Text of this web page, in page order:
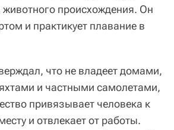
животного происхождения. Он
и практикует плавание в
что не владеет домами,
и частными самолетами,
привязывает человека к
и отвлекает от работы.